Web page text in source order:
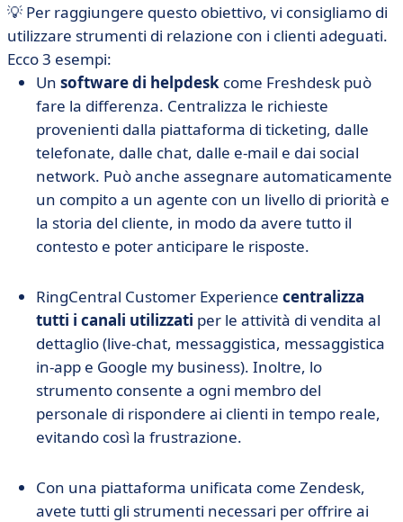
💡 Per raggiungere questo obiettivo, vi consigliamo di
utilizzare strumenti di relazione con i clienti adeguati.
Ecco 3 esempi:
Un software di helpdesk come Freshdesk può
fare la differenza. Centralizza le richieste
provenienti dalla piattaforma di ticketing, dalle
telefonate, dalle chat, dalle e-mail e dai social
network. Può anche assegnare automaticamente
un compito a un agente con un livello di priorità e
la storia del cliente, in modo da avere tutto il
contesto e poter anticipare le risposte.
RingCentral Customer Experience centralizza
tutti i canali utilizzati per le attività di vendita al
dettaglio (live-chat, messaggistica, messaggistica
in-app e Google my business). Inoltre, lo
strumento consente a ogni membro del
personale di rispondere ai clienti in tempo reale,
evitando così la frustrazione.
Con una piattaforma unificata come Zendesk,
avete tutti gli strumenti necessari per offrire ai